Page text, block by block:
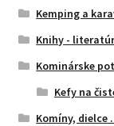
Kemping a
Knihy -
Kominárske
Kefy na
Komíny, dielce